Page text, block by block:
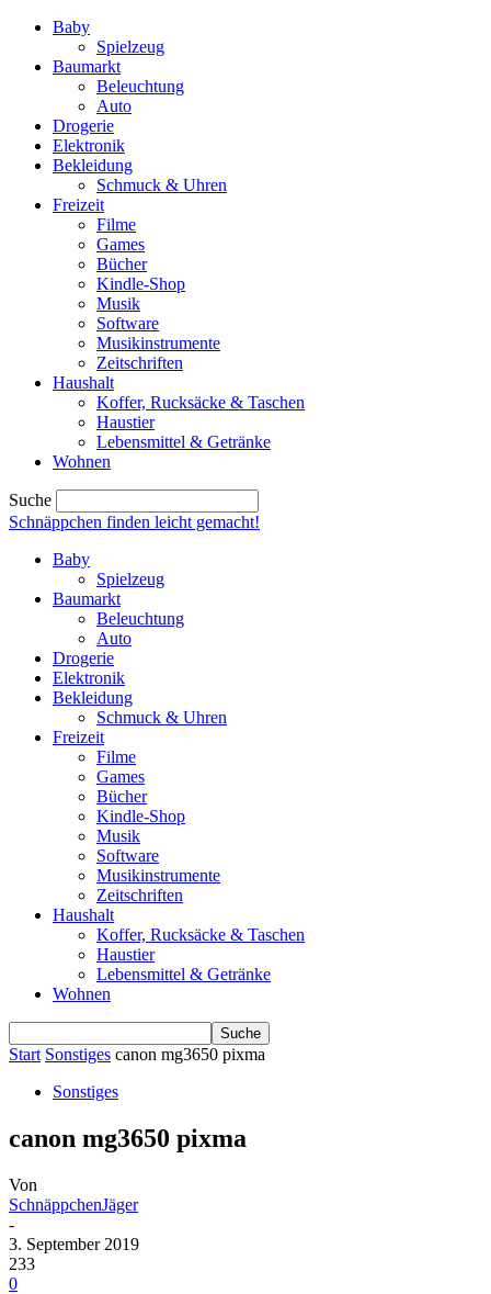
Baby
Spielzeug
Baumarkt
Beleuchtung
Auto
Drogerie
Elektronik
Bekleidung
Schmuck & Uhren
Freizeit
Filme
Games
Bücher
Kindle-Shop
Musik
Software
Musikinstrumente
Zeitschriften
Haushalt
Koffer, Rucksäcke & Taschen
Haustier
Lebensmittel & Getränke
Wohnen
Suche
Schnäppchen finden leicht gemacht!
Baby
Spielzeug
Baumarkt
Beleuchtung
Auto
Drogerie
Elektronik
Bekleidung
Schmuck & Uhren
Freizeit
Filme
Games
Bücher
Kindle-Shop
Musik
Software
Musikinstrumente
Zeitschriften
Haushalt
Koffer, Rucksäcke & Taschen
Haustier
Lebensmittel & Getränke
Wohnen
Start Sonstiges canon mg3650 pixma
Sonstiges
canon mg3650 pixma
Von
SchnäppchenJäger
-
3. September 2019
233
0